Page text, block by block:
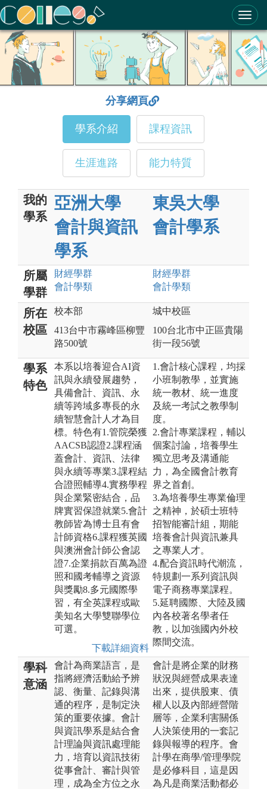
ColleGo! 大學選才與高中育才輔助系統
分享網頁
學系介紹 課程資訊
生涯進路 能力特質
我的
學系
亞洲大學
會計與資訊
學系
東吳大學
會計學系
所屬
學群
財經學群
會計學類
財經學群
會計學類
所在
校區
校本部
413台中市霧峰區柳豐
路500號
城中校區
100台北市中正區貴陽
街一段56號
學系
特色
本系以培養迎合AI資
訊與永續發展趨勢，
具備會計、資訊、永
續等跨域多專長的永
續智慧會計人才為目
標。特色有1.管院榮獲
AACSB認證2.課程涵
蓋會計、資訊、法律
與永續等專業3.課程結
合證照輔導4.實務學程
與企業緊密結合，品
牌實習保證就業5.會計
教師皆為博士且有會
計師資格6.課程獲英國
與澳洲會計師公會認
證7.企業捐款百萬為證
照和國考輔導之資源
與獎勵8.多元國際學
習，有全英課程或歐
美知名大學雙聯學位
可選。
下載詳細資料
1.會計核心課程，均採
小班制教學，並實施
統一教材、統一進度
及統一考試之教學制
度。
2.會計專業課程，輔以
個案討論，培養學生
獨立思考及溝通能
力，為全國會計教育
界之首創。
3.為培養學生專業倫理
之精神，於碩士班特
招智能審計組，期能
培養會計與資訊兼具
之專業人才。
4.配合資訊時代潮流，
特規劃一系列資訊與
電子商務專業課程。
5.延聘國際、大陸及國
內各校著名學者任
教，以加強國內外校
際間交流。
學科
意涵
會計為商業語言，是
指將經濟活動給予辨
認、衡量、記錄與溝
通的程序，是制定決
策的重要依據。會計
與資訊學系是結合會
計理論與資訊處理能
力，培育以資訊技術
從事會計、審計與管
理，成為全方位之永
會計是將企業的財務
狀況與經營成果表達
出來，提供股東、債
權人以及內部經營階
層等，企業利害關係
人決策使用的一套記
錄與報導的程序。會
計學在商學/管理學院
是必修科目，這是因
為凡是商業活動都必